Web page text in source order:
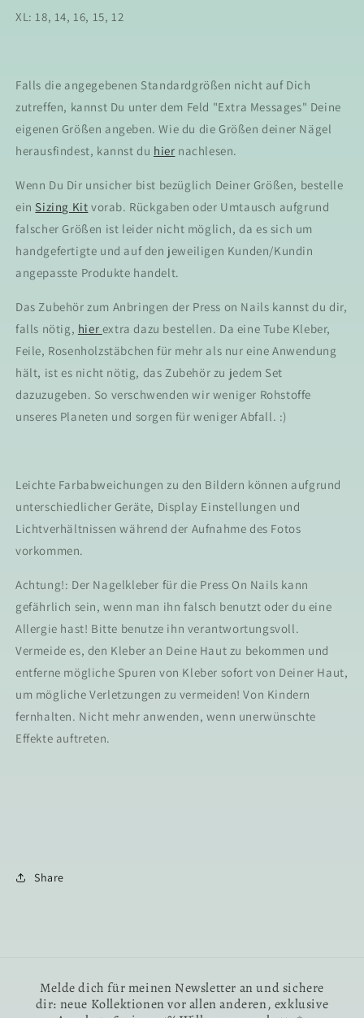
XL: 18, 14, 16, 15, 12
Falls die angegebenen Standardgrößen nicht auf Dich
zutreffen, kannst Du unter dem Feld "Extra Messages" Deine
eigenen Größen angeben. Wie du die Größen deiner Nägel
herausfindest, kannst du hier nachlesen.
Wenn Du Dir unsicher bist bezüglich Deiner Größen, bestelle
ein Sizing Kit vorab. Rückgaben oder Umtausch aufgrund
falscher Größen ist leider nicht möglich, da es sich um
handgefertigte und auf den jeweiligen Kunden/Kundin
angepasste Produkte handelt.
Das Zubehör zum Anbringen der Press on Nails kannst du dir,
falls nötig, hier extra dazu bestellen. Da eine Tube Kleber,
Feile, Rosenholzstäbchen für mehr als nur eine Anwendung
hält, ist es nicht nötig, das Zubehör zu jedem Set
dazuzugeben. So verschwenden wir weniger Rohstoffe
unseres Planeten und sorgen für weniger Abfall. :)
Leichte Farbabweichungen zu den Bildern können aufgrund
unterschiedlicher Geräte, Display Einstellungen und
Lichtverhältnissen während der Aufnahme des Fotos
vorkommen.
Achtung!: Der Nagelkleber für die Press On Nails kann
gefährlich sein, wenn man ihn falsch benutzt oder du eine
Allergie hast! Bitte benutze ihn verantwortungsvoll.
Vermeide es, den Kleber an Deine Haut zu bekommen und
entferne mögliche Spuren von Kleber sofort von Deiner Haut,
um mögliche Verletzungen zu vermeiden! Von Kindern
fernhalten. Nicht mehr anwenden, wenn unerwünschte
Effekte auftreten.
Share
Melde dich für meinen Newsletter an und sichere
dir: neue Kollektionen vor allen anderen, exklusive